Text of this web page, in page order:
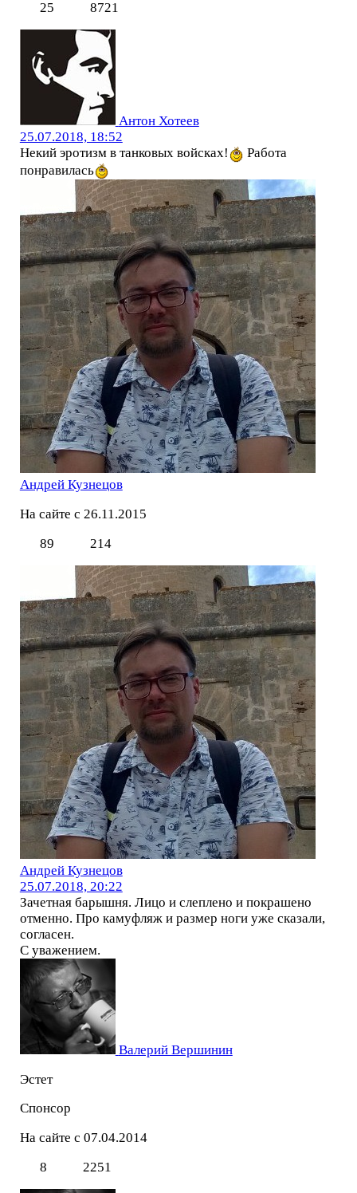
25 8721
Антон Хотеев
25.07.2018, 18:52
Некий эротизм в танковых войсках!
Работа
понравилась
Андрей Кузнецов
На сайте с 26.11.2015
89
214
Андрей Кузнецов
25.07.2018, 20:22
Зачетная барышня. Лицо и слеплено и покрашено
отменно. Про камуфляж и размер ноги уже сказали,
согласен.
С уважением.
Валерий Вершинин
Эстет
Спонсор
На сайте с 07.04.2014
8
2251